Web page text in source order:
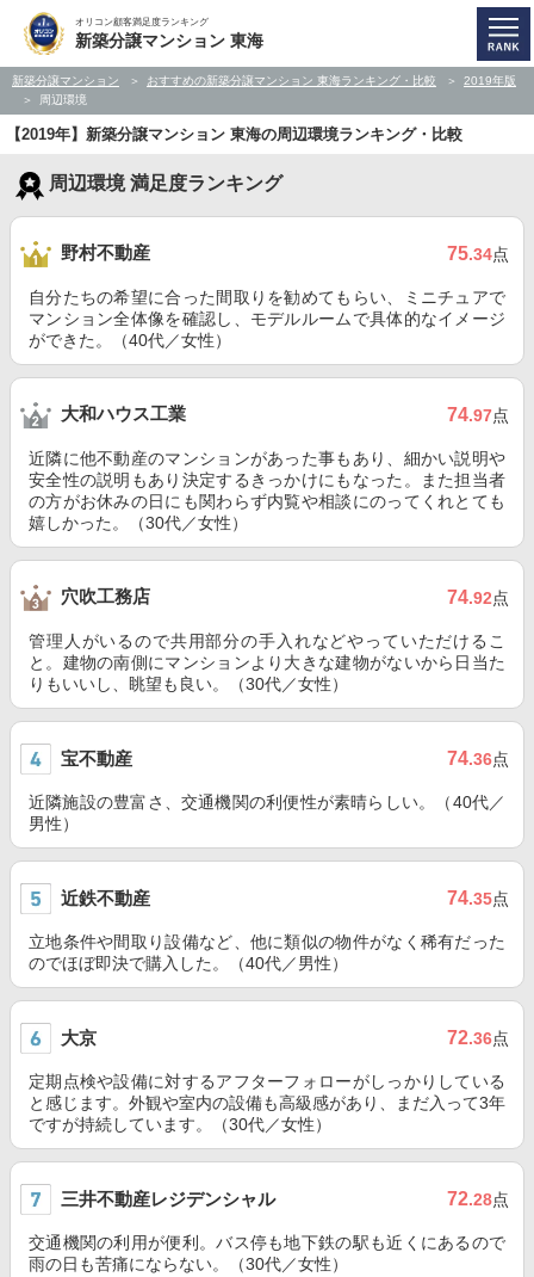
オリコン顧客満足度ランキング
新築分譲マンション 東海
新築分譲マンション おすすめの新築分譲マンション 東海ランキング・比較
2019年版
周辺環境
【2019年】新築分譲マンション 東海の周辺環境ランキング・比較
周辺環境 満足度ランキング
野村不動産 75.34点
自分たちの希望に合った間取りを勧めてもらい、ミニチュアで
マンション全体像を確認し、モデルルームで具体的なイメージ
ができた。（40代／女性）
大和ハウス工業 74.97点
近隣に他不動産のマンションがあった事もあり、細かい説明や
安全性の説明もあり決定するきっかけにもなった。また担当者
の方がお休みの日にも関わらず内覧や相談にのってくれとても
嬉しかった。（30代／女性）
穴吹工務店 74.92点
管理人がいるので共用部分の手入れなどやっていただけるこ
と。建物の南側にマンションより大きな建物がないから日当た
りもいいし、眺望も良い。（30代／女性）
宝不動産 74.36点
近隣施設の豊富さ、交通機関の利便性が素晴らしい。（40代／
男性）
近鉄不動産 74.35点
立地条件や間取り設備など、他に類似の物件がなく稀有だった
のでほぼ即決で購入した。（40代／男性）
大京 72.36点
定期点検や設備に対するアフターフォローがしっかりしている
と感じます。外観や室内の設備も高級感があり、まだ入って3年
ですが持続しています。（30代／女性）
三井不動産レジデンシャル 72.28点
交通機関の利用が便利。バス停も地下鉄の駅も近くにあるので
雨の日も苦痛にならない。（30代／女性）